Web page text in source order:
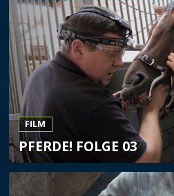
FILM
PFERDE! FOLGE 03